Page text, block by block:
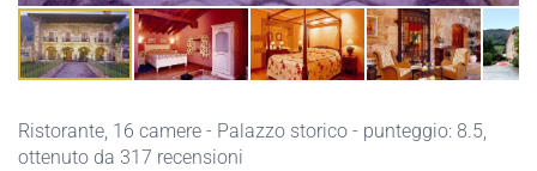
Ristorante, 16 camere - Palazzo storico - punteggio: 8.5,
ottenuto da 317 recensioni